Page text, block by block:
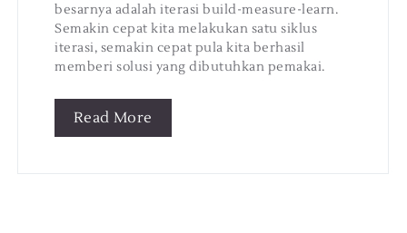
besarnya adalah iterasi build-measure-learn.
Semakin cepat kita melakukan satu siklus
iterasi, semakin cepat pula kita berhasil
memberi solusi yang dibutuhkan pemakai.
Read More